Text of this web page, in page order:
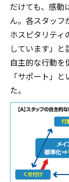
だけても、感動
ん。各スタッフ
ホスピタリティ
しています」と
自主的な行動を
「サポート」
た。